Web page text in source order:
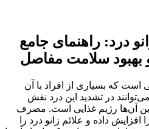
درد: راهنمای جامع
بهبود سلامت مفاصل
است که بسیاری از افراد با آن
در تشدید این درد نقش
آن‌ها رژیم غذایی است. مصرف
افزایش داده و علائم زانو درد را